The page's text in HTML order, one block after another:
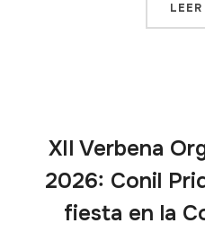
XII Verbena
2026: Conil
fiesta en la